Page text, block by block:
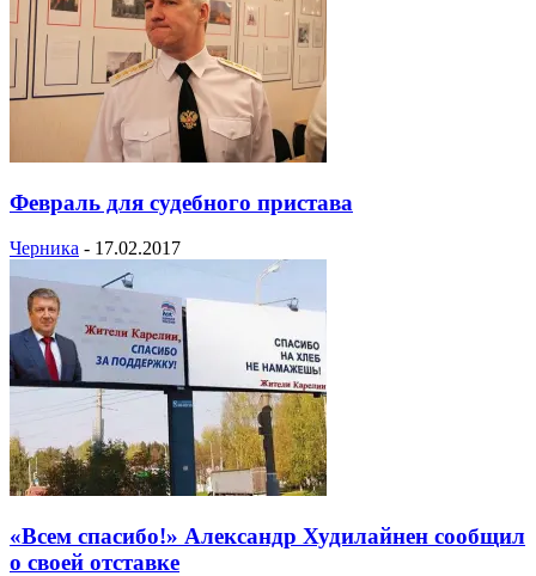
Февраль для судебного пристава
Черника - 17.02.2017
«Всем спасибо!» Александр Худилайнен сообщил
о своей отставке